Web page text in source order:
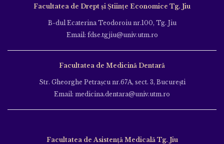
Facultatea de Drept și Științe Economice Tg. Jiu
B-dul Ecaterina Teodoroiu nr.100, Tg. Jiu
Email: fdse.tgjiu@univ.utm.ro
Facultatea de Medicină Dentară
Str. Gheorghe Petraşcu nr.67A, sect. 3, Bucureşti
Email: medicina.dentara@univ.utm.ro
Facultatea de Asistență Medicală Tg. Jiu